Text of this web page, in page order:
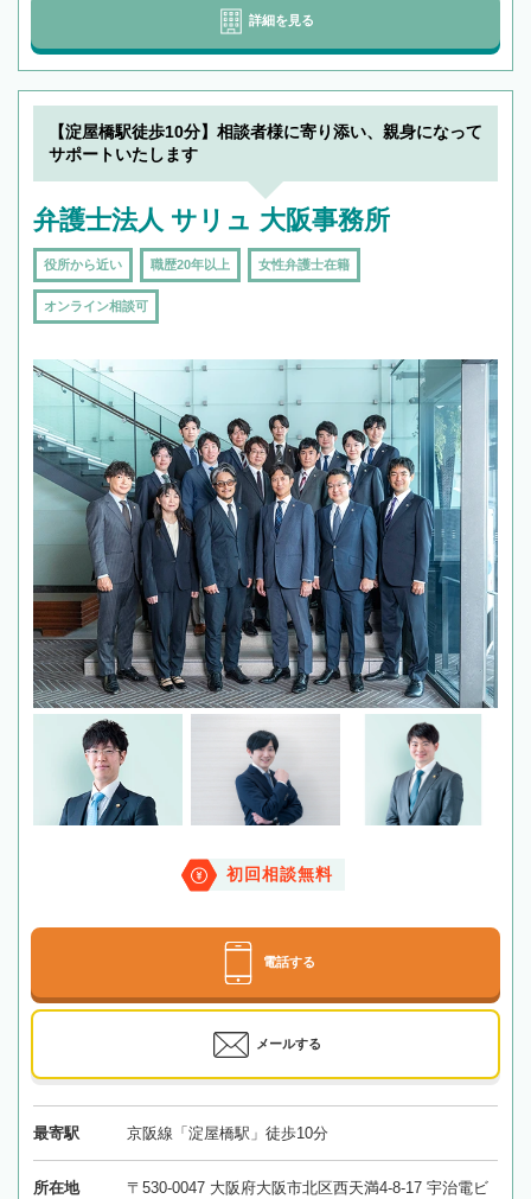
詳細を見る
【淀屋橋駅徒歩10分】相談者様に寄り添い、親身になって
サポートいたします
弁護士法人 サリュ 大阪事務所
役所から近い 職歴20年以上 女性弁護士在籍
オンライン相談可
初回相談無料
電話する
メールする
最寄駅 京阪線「淀屋橋駅」徒歩10分
所在地
〒530-0047 大阪府大阪市北区西天満4-8-17 宇治電ビ